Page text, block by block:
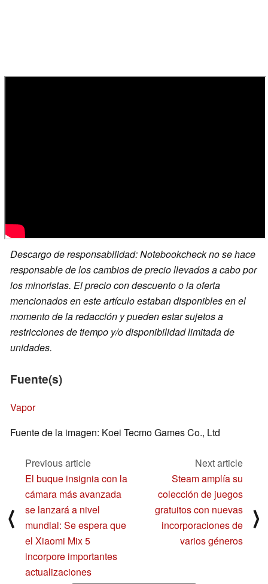
Descargo de responsabilidad: Notebookcheck no se hace
responsable de los cambios de precio llevados a cabo por
los minoristas. El precio con descuento o la oferta
mencionados en este artículo estaban disponibles en el
momento de la redacción y pueden estar sujetos a
restricciones de tiempo y/o disponibilidad limitada de
unidades.
Fuente(s)
Vapor
Fuente de la imagen: Koei Tecmo Games Co., Ltd
⟨
Previous article
El buque insignia con la
cámara más avanzada
se lanzará a nivel
mundial: Se espera que
el Xiaomi Mix 5
incorpore importantes
actualizaciones
Next article
Steam amplía su
colección de juegos
gratuitos con nuevas
incorporaciones de
varios géneros
⟩